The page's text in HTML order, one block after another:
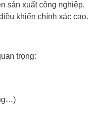
sản xuất công nghiệp.
khiển chính xác cao.
trọng: